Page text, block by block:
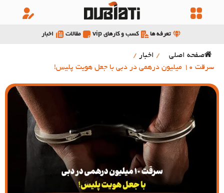
تعرفه ها کسب و کارهای vip مقالات اخبار
صفحه اصلی / اخبار /
سرقت 10 میلیون درهمی در دبی با جعل هویت پلیس!